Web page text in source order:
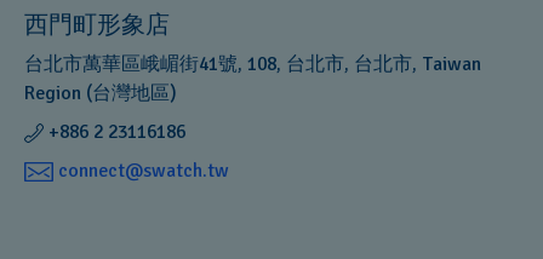
西門町形象店
台北市萬華區峨嵋街41號, 108, 台北市, 台北市, Taiwan
Region (台灣地區)
+886 2 23116186
connect@swatch.tw